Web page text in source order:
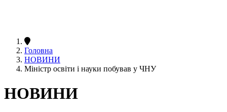
Головна
НОВИНИ
Міністр освіти і науки побував у ЧНУ
НОВИНИ